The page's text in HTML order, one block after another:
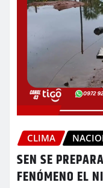
CLIMA
SEN SE
FENÓMENO EL